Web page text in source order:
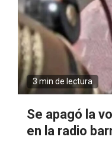
3 min de lectura
Se apagó la
en la radio